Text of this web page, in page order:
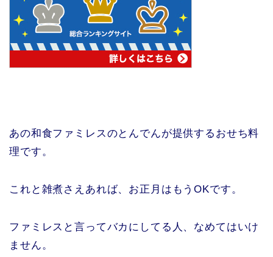
あの和食ファミレスのとんでんが提供するおせち料
理です。
これと雑煮さえあれば、お正月はもうOKです。
ファミレスと言ってバカにしてる人、なめてはいけ
ません。